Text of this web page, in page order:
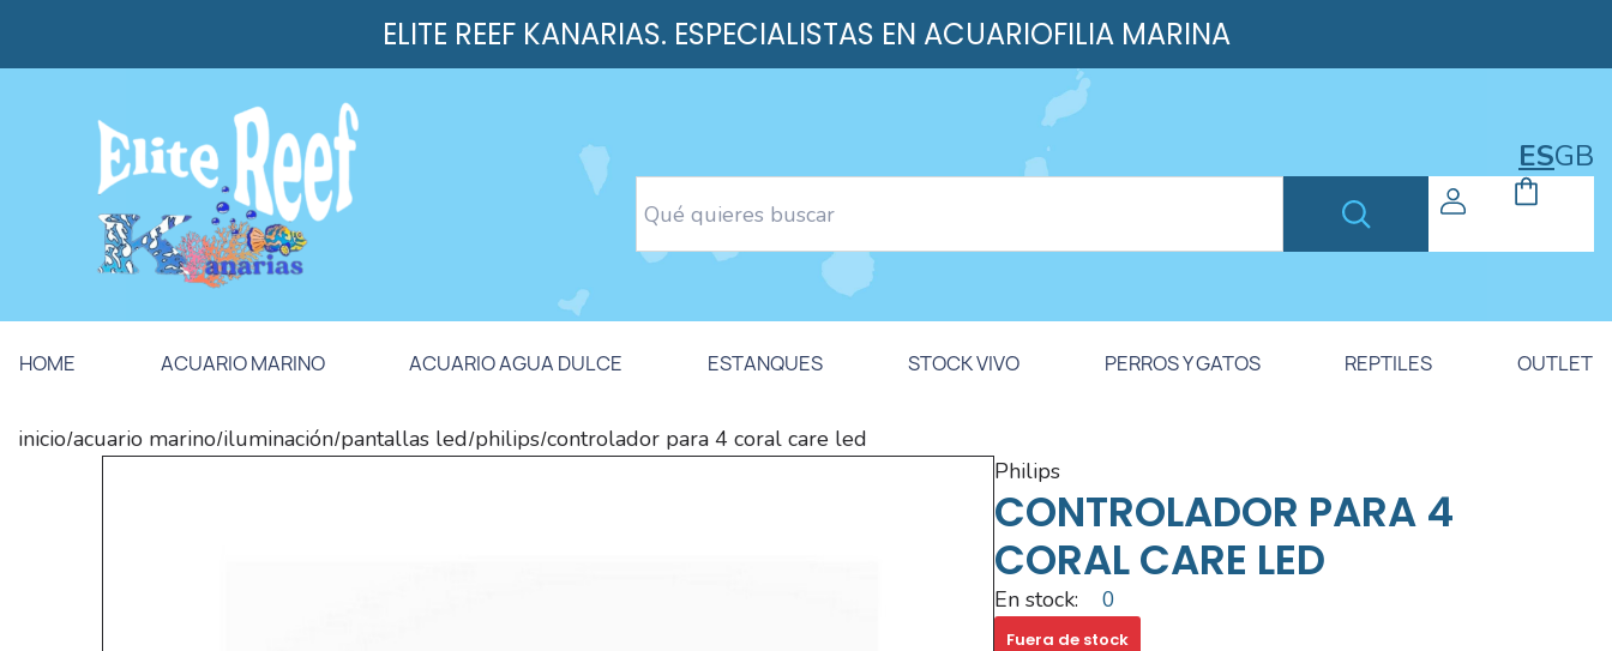
ELITE REEF KANARIAS. ESPECIALISTAS EN ACUARIOFILIA MARINA
ESGB
HOME ACUARIO MARINO ACUARIO AGUA DULCE ESTANQUES STOCK VIVO PERROS Y GATOS REPTILES OUTLET
inicio/acuario marino/iluminación/pantallas led/philips/controlador para 4 coral care led
philips
CONTROLADOR PARA 4
CORAL CARE LED
En stock: 0
Fuera de stock